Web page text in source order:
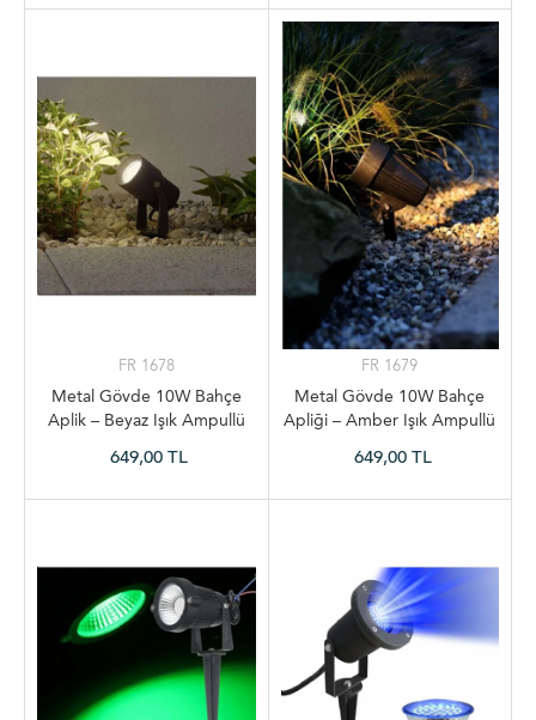
FR 1678
Metal Gövde 10W Bahçe
Aplik – Beyaz Işık Ampullü
649,00 TL
FR 1679
Metal Gövde 10W Bahçe
Apliği – Amber Işık Ampullü
649,00 TL